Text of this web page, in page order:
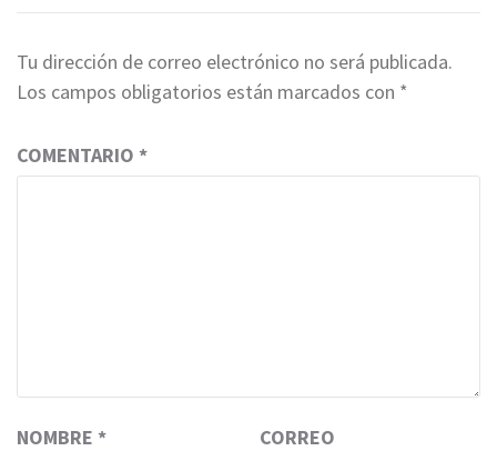
Tu dirección de correo electrónico no será publicada.
Los campos obligatorios están marcados con *
COMENTARIO *
NOMBRE *
CORREO